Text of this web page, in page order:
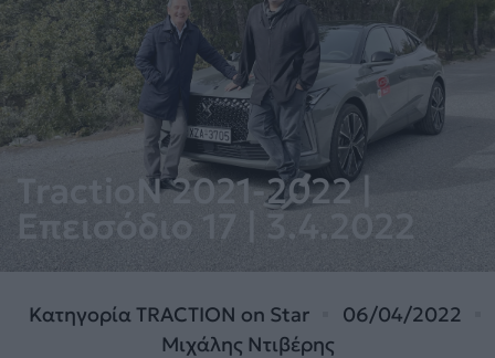
TractioN 2021-2022 |
Επεισόδιο 17 | 3.4.2022
ΚατηγορίαTRACTION on Star
06/04/2022
Μιχάλης Ντιβέρης